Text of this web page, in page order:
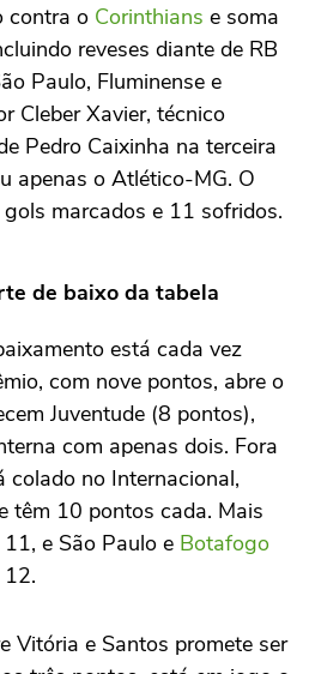
contra o Corinthians e soma
reveses diante de RB
Paulo, Fluminense e
Cleber Xavier, técnico
Pedro Caixinha na terceira
apenas o Atlético-MG. O
marcados e 11 sofridos.
de baixo da tabela
está cada vez
com nove pontos, abre o
Juventude (8 pontos),
com apenas dois. Fora
colado no Internacional,
têm 10 pontos cada. Mais
e São Paulo e Botafogo
Vitória e Santos promete ser